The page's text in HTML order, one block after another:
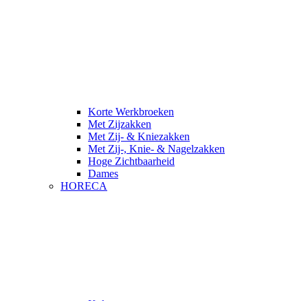
Korte Werkbroeken
Met Zijzakken
Met Zij- & Kniezakken
Met Zij-, Knie- & Nagelzakken
Hoge Zichtbaarheid
Dames
HORECA